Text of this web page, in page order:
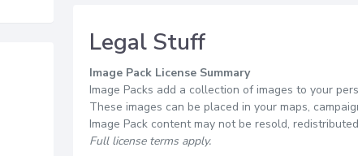
Legal Stuff
Image Pack License Summary
Image Packs add a collection of images to your
These images can be placed in your maps,
Image Pack content may not be resold,
Full license terms apply.